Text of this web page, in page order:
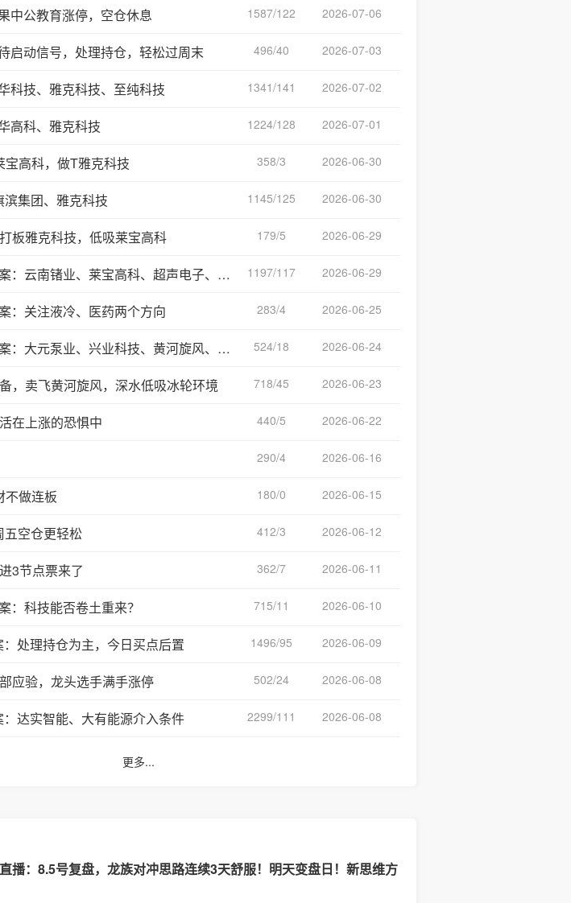
中公教育涨停，空仓休息 1587/122 2026-07-06
启动信号，处理持仓，轻松过周末 496/40 2026-07-03
科技、雅克科技、至纯科技 1341/141 2026-07-02
高科、雅克科技 1224/128 2026-07-01
高科，做T雅克科技 358/3 2026-06-30
集团、雅克科技 1145/125 2026-06-30
板雅克科技，低吸莱宝高科 179/5 2026-06-29
南锗业、莱宝高科、超声电子、卓郎智能 1197/117 2026-06-29
：关注液冷、医药两个方向 283/4 2026-06-25
元泵业、兴业科技、黄河旋风、长江证券 524/18 2026-06-24
，卖飞黄河旋风，深水低吸冰轮环境 718/45 2026-06-23
在上涨的恐惧中 440/5 2026-06-22
290/4 2026-06-16
不做连板 180/0 2026-06-15
空仓更轻松 412/3 2026-06-12
3节点票来了 362/7 2026-06-11
：科技能否卷土重来？ 715/11 2026-06-10
处理持仓为主，今日买点后置 1496/95 2026-06-09
应验，龙头选手满手涨停 502/24 2026-06-08
达实智能、大有能源介入条件 2299/111 2026-06-08
更多...
播：8.5号复盘，龙族对冲思路连续3天舒服！明天变盘日！新思维方